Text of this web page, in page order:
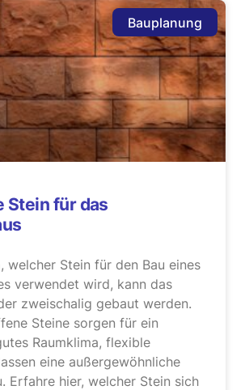
Bauplanung
Stein für das
welcher Stein für den Bau eines
verwendet wird, kann das
zweischalig gebaut werden.
Steine sorgen für ein
Raumklima, flexible
eine außergewöhnliche
Erfahre hier, welcher Stein sich